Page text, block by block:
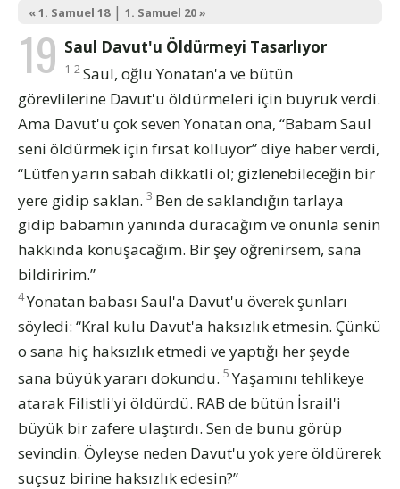
« 1. Samuel 18| 1. Samuel 20 »
19 Saul Davut'u Öldürmeyi Tasarlıyor
1-2Saul, oğlu Yonatan'a ve bütün
görevlilerine Davut'u öldürmeleri için buyruk verdi.
Ama Davut'u çok seven Yonatan ona, “Babam Saul
seni öldürmek için fırsat kolluyor” diye haber verdi,
“Lütfen yarın sabah dikkatli ol; gizlenebileceğin bir
yere gidip saklan. 3 Ben de saklandığın tarlaya
gidip babamın yanında duracağım ve onunla senin
hakkında konuşacağım. Bir şey öğrenirsem, sana
bildiririm.”
4Yonatan babası Saul'a Davut'u överek şunları
söyledi: “Kral kulu Davut'a haksızlık etmesin. Çünkü
o sana hiç haksızlık etmedi ve yaptığı her şeyde
sana büyük yararı dokundu. 5 Yaşamını tehlikeye
atarak Filistli'yi öldürdü. RAB de bütün İsrail'i
büyük bir zafere ulaştırdı. Sen de bunu görüp
sevindin. Öyleyse neden Davut'u yok yere öldürerek
suçsuz birine haksızlık edesin?”